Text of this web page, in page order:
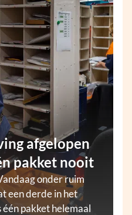
afgelopen
pakket nooit
onder ruim
een derde in het
pakket helemaal